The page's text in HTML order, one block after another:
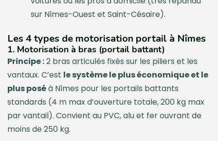
sur Nîmes-Ouest et Saint-Césaire).
Les 4 types de motorisation portail à Nîmes
1. Motorisation à bras (portail battant)
Principe :2 bras articulés fixés sur les piliers et les
vantaux. C’est le système le plus économique et le
plus poséà Nîmes pour les portails battants
standards (4 m max d’ouverture totale, 200 kg max
par vantail). Convient au PVC, alu et fer ouvrant de
moins de 250 kg.